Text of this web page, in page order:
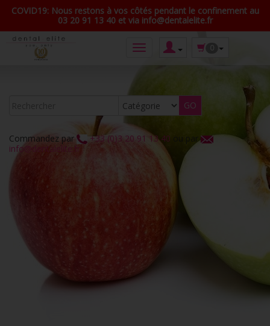
COVID19: Nous restons à vos côtés pendant le confinement au
03 20 91 13 40 et via info@dentalelite.fr
Commandez par +33 (0)3 20 91 13 40 ou par
info@dentalelite.fr